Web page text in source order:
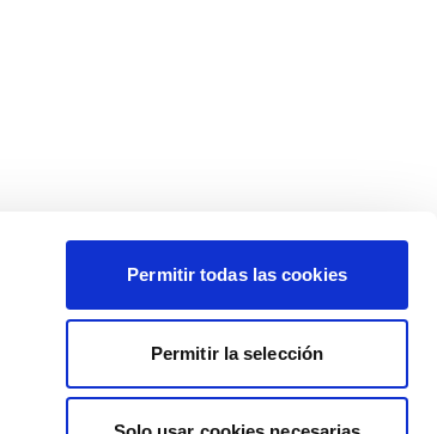
Permitir todas las cookies
Permitir la selección